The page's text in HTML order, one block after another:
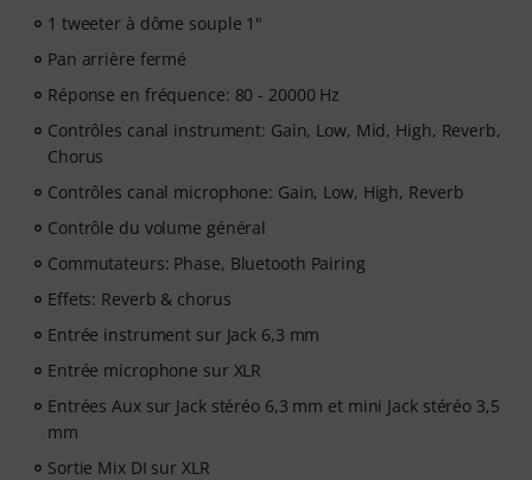
1 tweeter à dôme souple 1"
Pan arrière fermé
Réponse en fréquence: 80 - 20000 Hz
Contrôles canal instrument: Gain, Low, Mid, High, Reverb,
Chorus
Contrôles canal microphone: Gain, Low, High, Reverb
Contrôle du volume général
Commutateurs: Phase, Bluetooth Pairing
Effets: Reverb & chorus
Entrée instrument sur Jack 6,3 mm
Entrée microphone sur XLR
Entrées Aux sur Jack stéréo 6,3 mm et mini Jack stéréo 3,5
mm
Sortie Mix DI sur XLR